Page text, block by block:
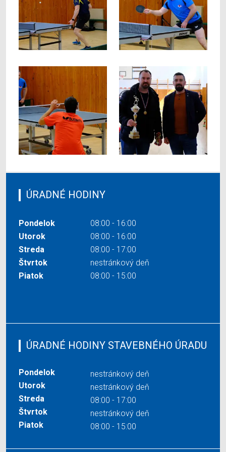
ÚRADNÉ HODINY
Pondelok
08:00 - 16:00
Utorok
08:00 - 16:00
Streda
08:00 - 17:00
Štvrtok
nestránkový deň
Piatok
08:00 - 15:00
ÚRADNÉ HODINY STAVEBNÉHO ÚRADU
Pondelok
nestránkový deň
Utorok
nestránkový deň
Streda
08:00 - 17:00
Štvrtok
nestránkový deň
Piatok
08:00 - 15:00